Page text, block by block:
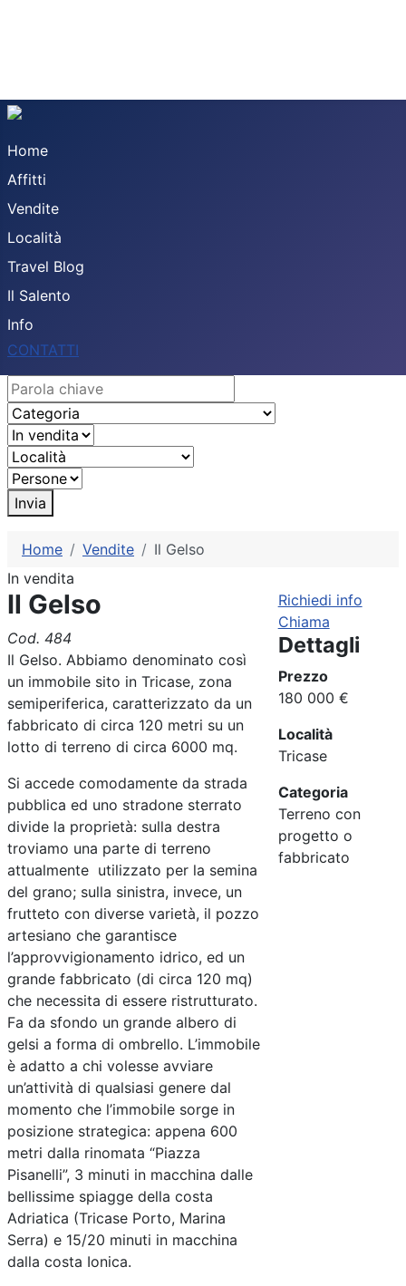
Home
Affitti
Vendite
Località
Travel Blog
Il Salento
Info
CONTATTI
Invia
Home Vendite
Il Gelso
In vendita
Il Gelso
Cod. 484
Il Gelso. Abbiamo denominato così
un immobile sito in Tricase, zona
semiperiferica, caratterizzato da un
fabbricato di circa 120 metri su un
lotto di terreno di circa 6000 mq.
Si accede comodamente da strada
pubblica ed uno stradone sterrato
divide la proprietà: sulla destra
troviamo una parte di terreno
attualmente utilizzato per la semina
del grano; sulla sinistra, invece, un
frutteto con diverse varietà, il pozzo
artesiano che garantisce
l’approvvigionamento idrico, ed un
grande fabbricato (di circa 120 mq)
che necessita di essere ristrutturato.
Fa da sfondo un grande albero di
gelsi a forma di ombrello. L’immobile
è adatto a chi volesse avviare
un’attività di qualsiasi genere dal
momento che l’immobile sorge in
posizione strategica: appena 600
metri dalla rinomata “Piazza
Pisanelli”, 3 minuti in macchina dalle
bellissime spiagge della costa
Adriatica (Tricase Porto, Marina
Serra) e 15/20 minuti in macchina
dalla costa Ionica.
Richiedi info
Chiama
Dettagli
Prezzo
180 000 €
Località
Tricase
Categoria
Terreno con
progetto o
fabbricato